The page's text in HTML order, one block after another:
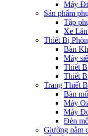
Máy
Sản phẩm
Tập
Xe
Thiết Bị
Bàn
Máy
Thiết
Thiết
Trang Thiết
Bàn
Máy
Máy
Đèn
Giường nằm